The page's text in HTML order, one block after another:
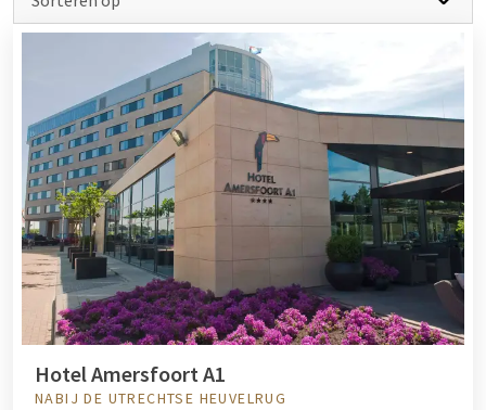
ontdek de lokale flora en fauna in een van de vele
De Veluweis bijvoorbeeld een ideale
bestemming voor natuurliefhebbers: u kunt er herten
spotten, fietsen door Nationaal Park De Hoge Veluwe of
wandelen over de zandverstuivingen. Een hotel in de natuur
Veluwe is dan ook perfect voor wie de natuur van dichtbij wil
beleven.
Ookaan de kustzijn er volop mogelijkheden. Geniet van een
strandwandeling bij zonsondergang of maak een fietstocht
door de duinen. De meeste Van der Valk hotels in de natuur
bieden eenfietsverhuur, zodat u zorgeloos de omgeving kunt
verkennen. Op zoek naar meer avontuur? Ontdek
mountainbikeroutes, kano over stille meren of bezoek een
nabijgelegen natuurpark.
Hotel Amersfoort A1
NABIJ DE UTRECHTSE HEUVELRUG